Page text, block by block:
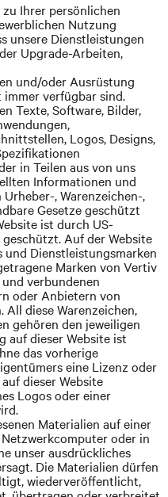
Ihrer persönlichen
Nutzung
unsere Dienstleistungen
Upgrade-Arbeiten,
und/oder Ausrüstung
verfügbar sind.
Texte, Software, Bilder,
Logos, Designs,
in Teilen aus von uns
Informationen und
, Warenzeichen-,
Gesetze geschützt
ist durch US-
Auf der Website
und Dienstleistungsmarken
Marken von Vertiv
verbundenen
oder Anbietern von
diese Warenzeichen,
gehören den jeweiligen
auf dieser Website ist
das vorherige
eine Lizenz oder
dieser Website
Logos oder einer
Materialien auf einer
oder in
unser ausdrückliches
Die Materialien dürfen
wiederveröffentlicht,